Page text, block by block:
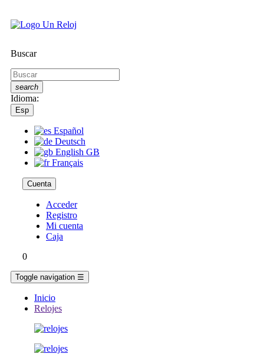
Buscar
search
Idioma:
Esp
Español
Deutsch
English GB
Français
Cuenta
Acceder
Registro
Mi cuenta
Caja
0
Toggle navigation ☰
Inicio
Relojes